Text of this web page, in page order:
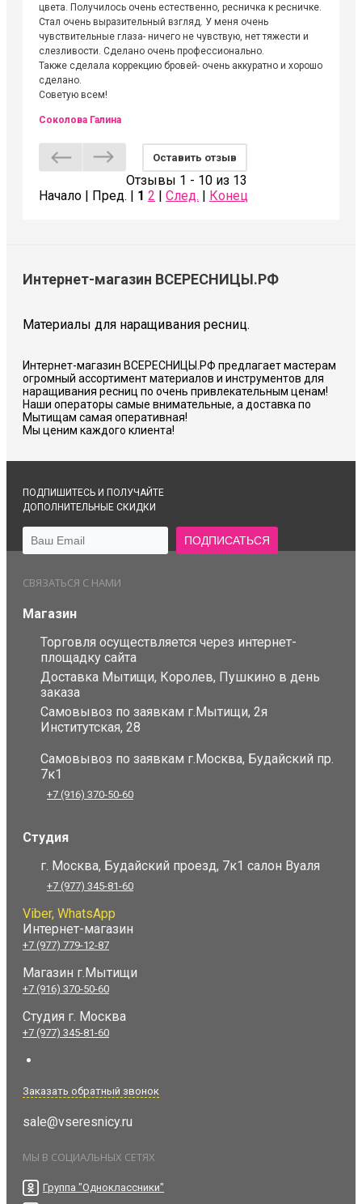
цвета. Получилось очень естественно, ресничка к ресничке.
Стал очень выразительный взгляд. У меня очень
чувствительные глаза- ничего не чувствую, нет тяжести и
слезливости. Сделано очень профессионально.
Также сделала коррекцию бровей- очень аккуратно и хорошо
сделано.
Советую всем!
Соколова Галина
Оставить отзыв
Отзывы 1 - 10 из 13
Начало | Пред. | 1 2 След. Конец
Интернет-магазин ВСЕРЕСНИЦЫ.РФ
Материалы для наращивания ресниц.
Интернет-магазин ВСЕРЕСНИЦЫ.РФ предлагает мастерам
огромный ассортимент материалов и инструментов для
наращивания ресниц по очень привлекательным ценам!
Наши операторы самые внимательные, а доставка по
Мытищам самая оперативная!
Мы ценим каждого клиента!
ПОДПИШИТЕСЬ И ПОЛУЧАЙТЕ
ДОПОЛНИТЕЛЬНЫЕ СКИДКИ
СВЯЗАТЬСЯ С НАМИ
Магазин
Торговля осуществляется через интернет-
площадку сайта
Доставка Мытищи, Королев, Пушкино в день
заказа
Самовывоз по заявкам г.Мытищи, 2я
Институтская, 28
Самовывоз по заявкам г.Москва, Будайский пр.
7к1
+7 (916) 370-50-60
Студия
г. Москва, Будайский проезд, 7к1 салон Вуаля
+7 (977) 345-81-60
Viber, WhatsApp
Интернет-магазин
+7 (977) 779-12-87
Магазин г.Мытищи
+7 (916) 370-50-60
Студия г. Москва
+7 (977) 345-81-60
Заказать обратный звонок
sale@vseresnicy.ru
МЫ В СОЦИАЛЬНЫХ СЕТЯХ
Группа "Одноклассники"